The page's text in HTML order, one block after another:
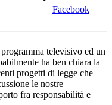
Facebook
televisivo ed un
ha ben chiara la
progetti di legge che
le nostre
fra responsabilità e